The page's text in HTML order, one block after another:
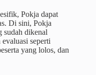
Pokja dapat
Di sini, Pokja
sudah dikenal
seperti
yang lolos, dan